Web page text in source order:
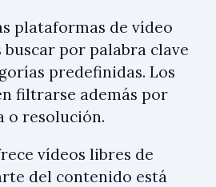
plataformas de vídeo
por palabra clave
predefinidas. Los
filtrarse además por
o resolución.
vídeos libres de
del contenido está